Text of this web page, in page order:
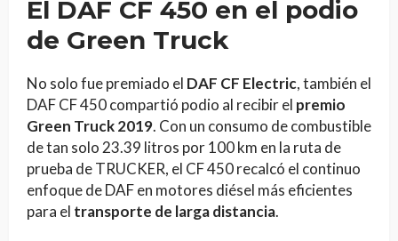
El DAF CF 450 en el podio
de Green Truck
No solo fue premiado el DAF CF Electric, también el
DAF CF 450 compartió podio al recibir el premio
Green Truck 2019. Con un consumo de combustible
de tan solo 23.39 litros por 100 km en la ruta de
prueba de TRUCKER, el CF 450 recalcó el continuo
enfoque de DAF en motores diésel más eficientes
para el transporte de larga distancia.